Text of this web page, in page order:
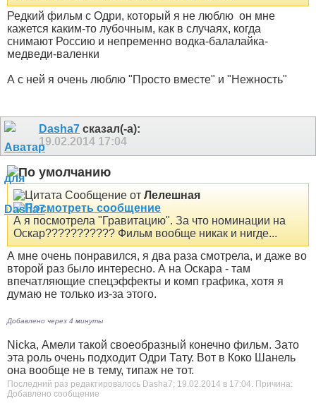
Редкий фильм с Одри, который я не люблю он мне
кажется каким-то лубочным, как в случаях, когда
снимают Россию и непременно водка-балалайка-
медведи-валенки
А с ней я очень люблю "Просто вместе" и "Нежность"
Dasha7 сказал(-а):
19.02.2014 17:04
Сообщение от Лелешная
А я посмотрела "Гравитацию". За что номинации на
Оскар??????????? Фильм вообще никак и нигде...
А мне очень понравился, я два раза смотрела, и даже во
второй раз было интересно. А на Оскара - там
впечатляющие спецэффекты и комп графика, хотя я
думаю не только из-за этого.
Добавлено через 4 минуты
Nicka, Амели такой своеобразный конечно фильм. Зато
эта роль очень подходит Одри Тату. Вот в Коко Шанель
она вообще не в тему, типаж не тот.
Последний раз редактировалось Dasha7; 19.02.2014 в 17:04. Причина:
Добавлено сообщение